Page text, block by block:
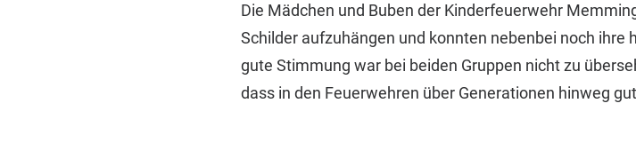
Die Mädchen und Buben der Kinderfeuerwehr
Schilder aufzuhängen und konnten nebenbei noch
gute Stimmung war bei beiden Gruppen nicht zu
dass in den Feuerwehren über Generationen hinweg